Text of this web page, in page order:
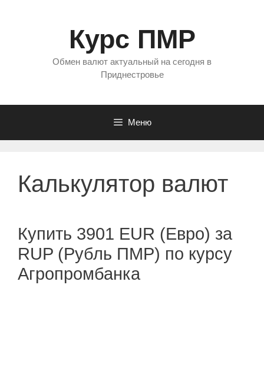
Курс ПМР
Обмен валют актуальный на сегодня в
Приднестровье
Меню
Калькулятор валют
Купить 3901 EUR (Евро) за
RUP (Рубль ПМР) по курсу
Агропромбанка